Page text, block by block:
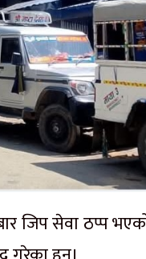
जिप सेवा ठप्प